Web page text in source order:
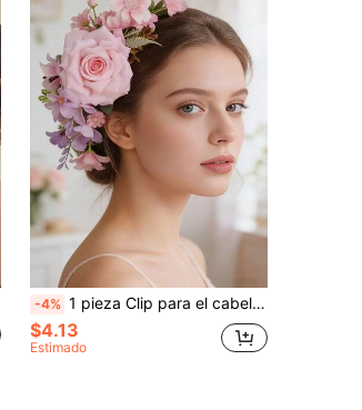
-4% 1 pieza Clip para el cabello con estilo bohemio y diseño floral, tocado decorativo para viajes y vacaciones, peineta, peineta lateral, verano, vacaciones
$4.13
Estimado